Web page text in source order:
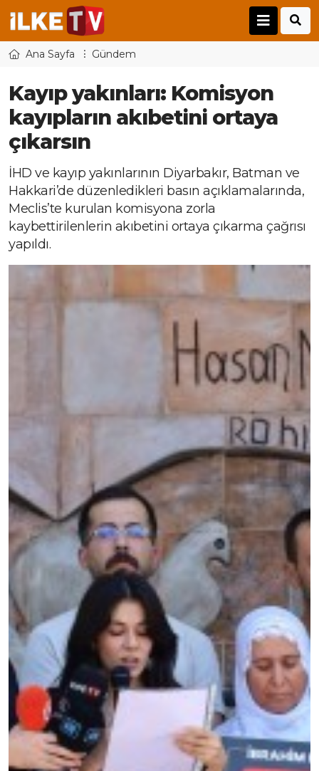
Ana Sayfa Gündem
Kayıp yakınları: Komisyon
kayıpların akıbetini ortaya
çıkarsın
İHD ve kayıp yakınlarının Diyarbakır, Batman ve
Hakkari’de düzenledikleri basın açıklamalarında,
Meclis’te kurulan komisyona zorla
kaybettirilenlerin akıbetini ortaya çıkarma çağrısı
yapıldı.